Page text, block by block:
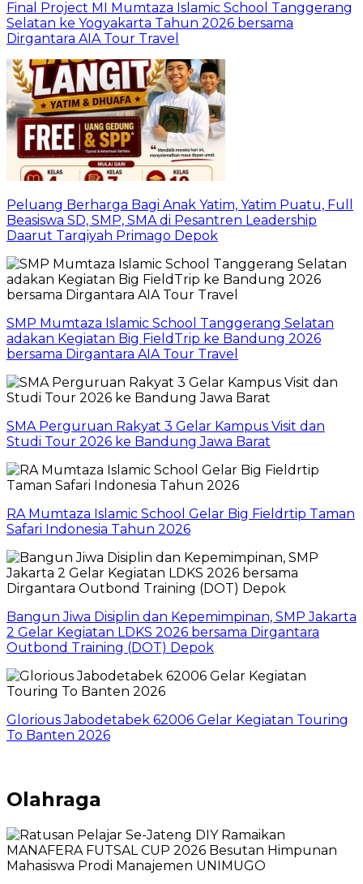
Final Project MI Mumtaza Islamic School Tanggerang
Selatan ke Yogyakarta Tahun 2026 bersama
Dirgantara AIA Tour Travel
Peluang Berharga Bagi Anak Yatim, Yatim Puatu, Full
Beasiswa SD, SMP, SMA di Pesantren Leadership
Daarut Tarqiyah Primago Depok
SMP Mumtaza Islamic School Tanggerang Selatan
adakan Kegiatan Big FieldTrip ke Bandung 2026
bersama Dirgantara AIA Tour Travel
SMA Perguruan Rakyat 3 Gelar Kampus Visit dan
Studi Tour 2026 ke Bandung Jawa Barat
RA Mumtaza Islamic School Gelar Big Fieldrtip Taman
Safari Indonesia Tahun 2026
Bangun Jiwa Disiplin dan Kepemimpinan, SMP Jakarta
2 Gelar Kegiatan LDKS 2026 bersama Dirgantara
Outbond Training (DOT) Depok
Glorious Jabodetabek 62006 Gelar Kegiatan Touring
To Banten 2026
Olahraga